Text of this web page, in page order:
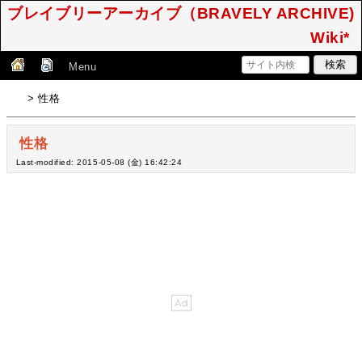
ブレイブリーアーカイブ（BRAVELY ARCHIVE)
Wiki*
Menu
> 性格
性格
Last-modified: 2015-05-08 (金) 16:42:24